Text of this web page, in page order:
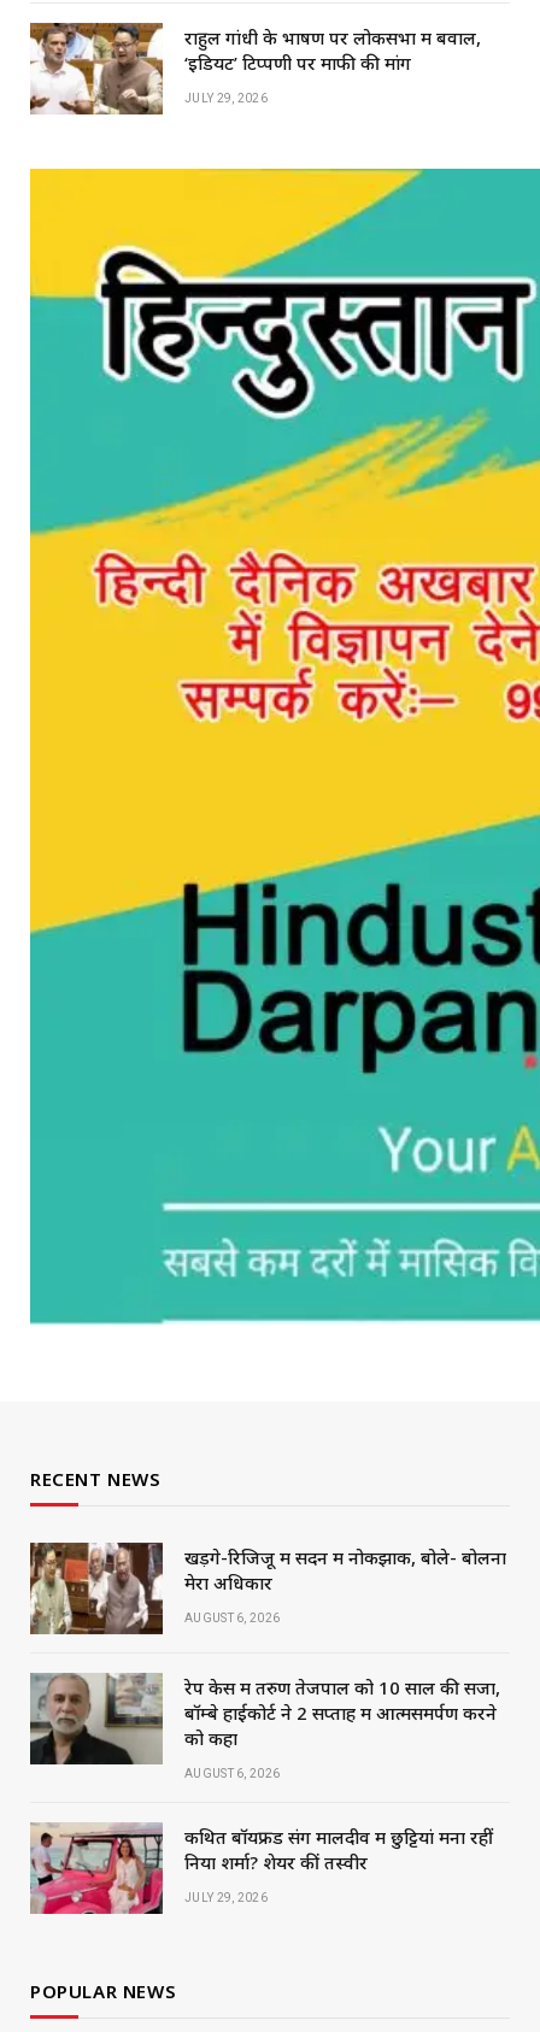
राहुल गांधी के भाषण पर लोकसभा में बवाल,
‘इडियट’ टिप्पणी पर माफी की मांग
JULY 29, 2026
RECENT NEWS
खड़गे-रिजिजू में सदन में नोकझोंक, बोले- बोलना
मेरा अधिकार
AUGUST 6, 2026
रेप केस में तरुण तेजपाल को 10 साल की सजा,
बॉम्बे हाईकोर्ट ने 2 सप्ताह में आत्मसमर्पण करने
को कहा
AUGUST 6, 2026
कथित बॉयफ्रेंड संग मालदीव में छुट्टियां मना रहीं
निया शर्मा? शेयर कीं तस्वीरें
JULY 29, 2026
POPULAR NEWS